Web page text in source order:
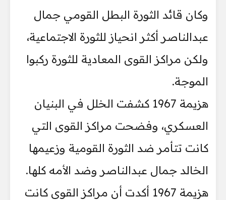
وكان قائد الثورة البطل القومي جمال
عبدالناصر أكثر انحياز للثورة الاجتماعية،
ولكن مراكز القوى المعادية للثورة ركبوا
الموجة.
هزيمة 1967 كشفت الخلل في البنيان
العسكري، وفضحت مراكز القوى التي
كانت تتأمر ضد الثورة القومية وزعيمها
الخالد جمال عبدالناصر وضد الأمه كلها.
هزيمة 1967 أكدت أن مراكز القوى كانت